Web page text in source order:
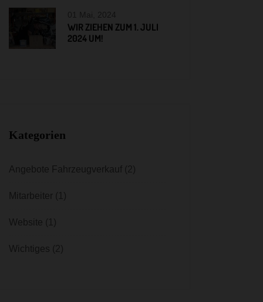
WIR ZIEHEN ZUM 1. JULI
2024 UM!
Kategorien
Angebote Fahrzeugverkauf(2)
Mitarbeiter(1)
Website
Wichtiges